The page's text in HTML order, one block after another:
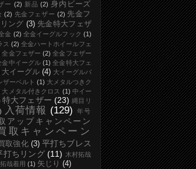
ー (2) 新品 (2) 身内ビーズ
(2) 先金フェザー (2) 先金フ
ング (3) 先金特大フェザ
金 (2) 全金イーグルフック (1)
ス (2) 全金ハートホイールフェ
全金フェザー (2) 全金フェザー
金中イーグル (1) 全金特大フェ
大イーグル (4) 大イーグルバ
ザーベルト (1) 大メタルつきク
大メタル付きクロス (1) 中イー
特大フェザー (23) 縄目リ
入荷情報 (129)
年号
アップキャンペーン
取キャンペーン
取強化 (3) 平打ちブレス
打ちリング (11) 木村拓哉
哉着用 (1) 矢じり (4)